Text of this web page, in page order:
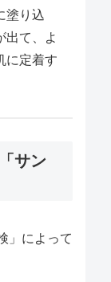
塗り込
出て、よ
に定着す
サン
」によって